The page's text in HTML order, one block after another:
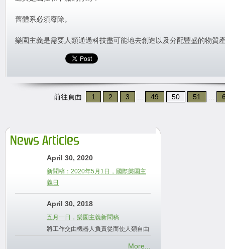
舊體系必須廢除。
樂園主義是需要人類通過科技盡可能地去創造以及分配豐盛的物質
前往頁面 1 2 3 49 50 51
News Articles
April 30, 2020
新聞稿：2020年5月1日，國際樂園主
義日
April 30, 2018
五月一日，樂園主義新聞稿
將工作交由機器人負責從而使人類自由
More...